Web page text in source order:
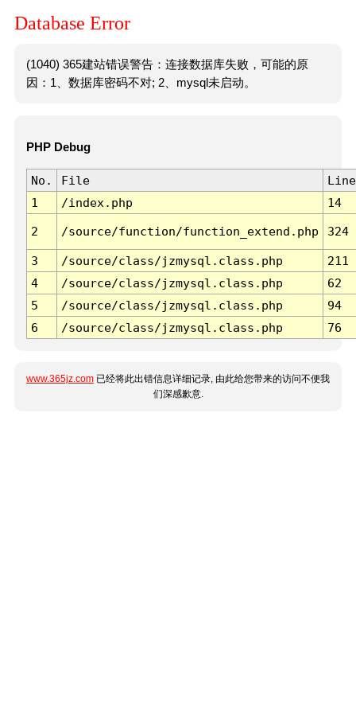
Database Error
(1040) 365建站错误警告：连接数据库失败，可能的原
因：1、数据库密码不对; 2、mysql未启动。
PHP Debug
No. File
Line
1
/index.php 14
2 /source/function/function_extend.php 324
3 /source/class/jzmysql.class.php
211
4
/source/class/jzmysql.class.php
62
5
/source/class/jzmysql.class.php
94
6
/source/class/jzmysql.class.php 76
www.365jz.com 已经将此出错信息详细记录, 由此给您带来的访问不便我
们深感歉意.